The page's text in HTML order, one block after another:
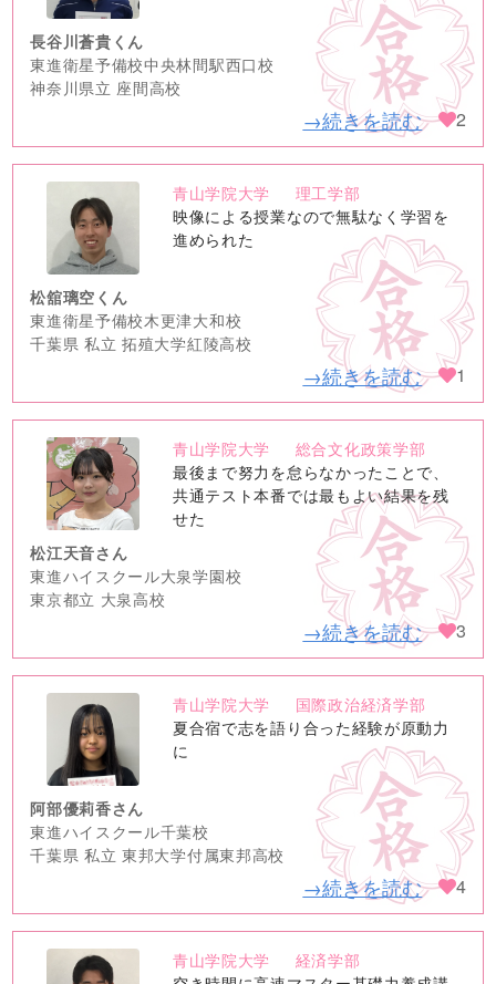
長谷川蒼貴くん
東進衛星予備校中央林間駅西口校
神奈川県立 座間高校
→続きを読む 2
no
image
青山学院大学
理工学部
映像による授業なので無駄なく学習を
進められた
松舘璃空くん
東進衛星予備校木更津大和校
千葉県 私立 拓殖大学紅陵高校
→続きを読む 1
no
image
青山学院大学
総合文化政策学部
最後まで努力を怠らなかったことで、
共通テスト本番では最もよい結果を残
せた
松江天音さん
東進ハイスクール大泉学園校
東京都立 大泉高校
→続きを読む 3
no
image
青山学院大学
国際政治経済学部
夏合宿で志を語り合った経験が原動力
に
阿部優莉香さん
東進ハイスクール千葉校
千葉県 私立 東邦大学付属東邦高校
→続きを読む 4
青山学院大学
経済学部